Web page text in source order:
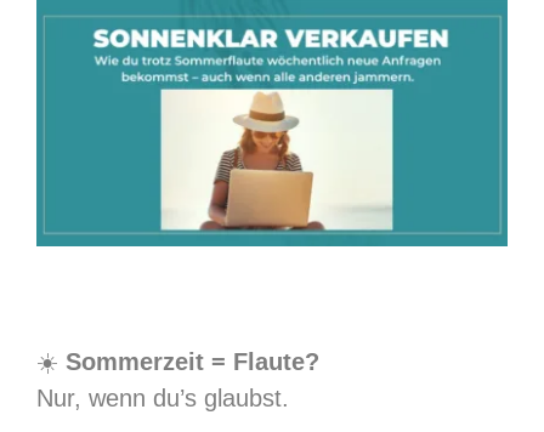
Zum
☀️ Sommerzeit = Flaute?
Nur, wenn du’s glaubst.